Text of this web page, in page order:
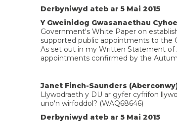
Derbyniwyd ateb ar 5 Mai 2015
Y Gweinidog Gwasanaethau
Government's White Paper on
supported public appointments to the
As set out in my Written Statement of
appointments confirmed by the
Janet Finch-Saunders
Llywodraeth y DU ar gyfer cyfrifon
uno'n wirfoddol? (WAQ68646)
Derbyniwyd ateb ar 5 Mai 2015